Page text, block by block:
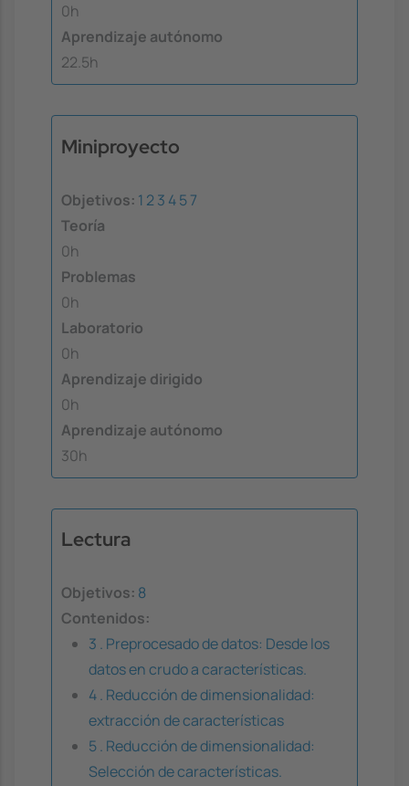
0h
Aprendizaje autónomo
22.5h
Miniproyecto
Objetivos: 1 23 457
Teoría
0h
Problemas
0h
Laboratorio
0h
Aprendizaje dirigido
0h
Aprendizaje autónomo
30h
Lectura
Objetivos: 8
Contenidos:
3 . Preprocesado de datos: Desde los
datos en crudo a características.
4 . Reducción de dimensionalidad:
extracción de características
5 . Reducción de dimensionalidad:
Selección de características.